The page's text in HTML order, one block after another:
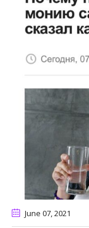
June 07, 2021